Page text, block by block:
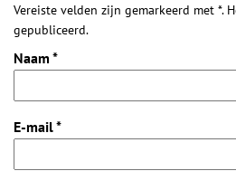
Vereiste velden zijn gemarkeerd met *.
gepubliceerd.
Naam *
E-mail*